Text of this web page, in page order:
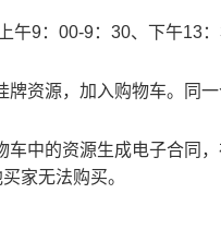
午9：00-9：30、下午13
牌资源，加入购物车。同
车中的资源生成电子合同
家无法购买。